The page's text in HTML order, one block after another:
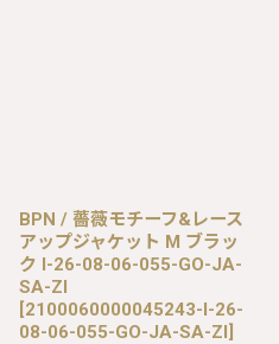
BPN / 薔薇モチーフ&レース
アップジャケット M ブラッ
ク I-26-08-06-055-GO-JA-
SA-ZI
[2100060000045243-I-26-
08-06-055-GO-JA-SA-ZI]